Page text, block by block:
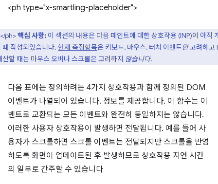
<ph type="x-smartling-placeholder">
</ph>핵심 사항: 이 섹션의 내용은 다음 페인트에 대한 상호작용 (INP)이 아직
때 작성되었습니다. 현재 측정항목은 키보드, 마우스, 터치 이벤트만고려하고
산할 때는 마우스 오버나 스크롤은 고려하지 않습니다.
다음 표에는 정의하려는 4가지 상호작용과 함께 정의된 DOM
이벤트가 나열되어 있습니다. 정보를 제공합니다. 이 함수는 이
벤트로 교환되는 모든 이벤트와 완전히 동일하지는 않습니다.
이러한 사용자 상호작용이 발생하면 전달됩니다. 예를 들어 사
용자가 스크롤하면 스크롤 이벤트는 전달되지만 스크롤을 반영
하도록 화면이 업데이트된 후 발생하므로 상호작용 지연 시간
의 일부로 간주할 수 있습니다